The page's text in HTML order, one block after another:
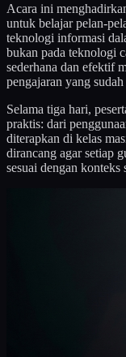
Acara ini
untuk belajar pelan-
teknologi informasi
bukan pada teknologi
sederhana dan efektif
pengajaran yang sudah
Selama tiga hari,
praktis: dari
diterapkan di kelas
dirancang agar setiap
sesuai dengan konteks